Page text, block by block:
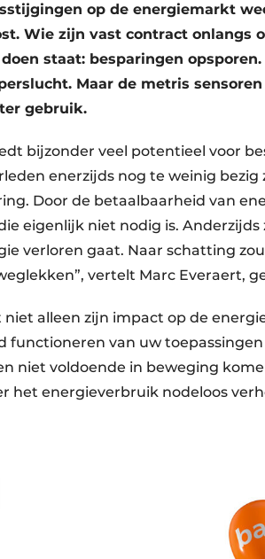
op de energiemarkt
Wie zijn vast contract onlangs
staat: besparingen
Maar de metris
gebruik.
bijzonder veel potentieel voor
enerzijds nog te weinig
Door de betaalbaarheid van
eigenlijk niet nodig is.
verloren gaat. Naar schatting
vertelt Marc Everaert,
niet alleen zijn impact op de
functioneren van uw
niet voldoende in beweging
het energieverbruik nodeloos